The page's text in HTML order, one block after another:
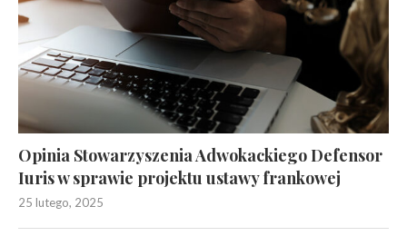
Opinia Stowarzyszenia Adwokackiego Defensor
Iuris w sprawie projektu ustawy frankowej
25 lutego, 2025